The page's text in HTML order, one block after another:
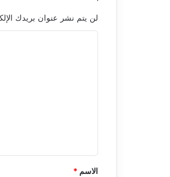
لن يتم نشر عنوان بريدك
*
الاسم *